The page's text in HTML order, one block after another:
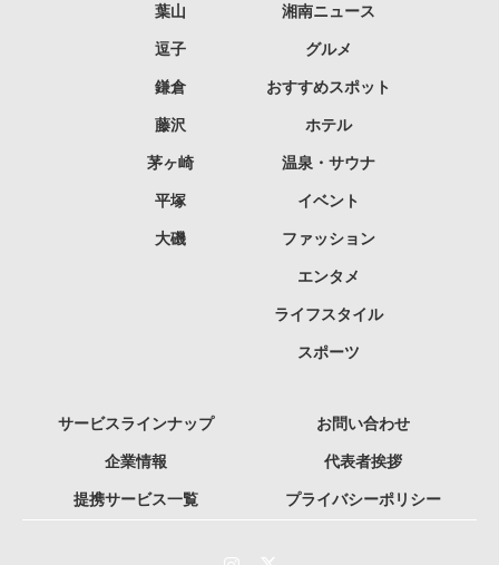
葉山
逗子
鎌倉
藤沢
茅ヶ崎
平塚
大磯
湘南ニュース
グルメ
おすすめスポット
ホテル
温泉・サウナ
イベント
ファッション
エンタメ
ライフスタイル
スポーツ
サービスラインナップ お問い合わせ
企業情報 代表者挨拶
提携サービス一覧 プライバシーポリシー